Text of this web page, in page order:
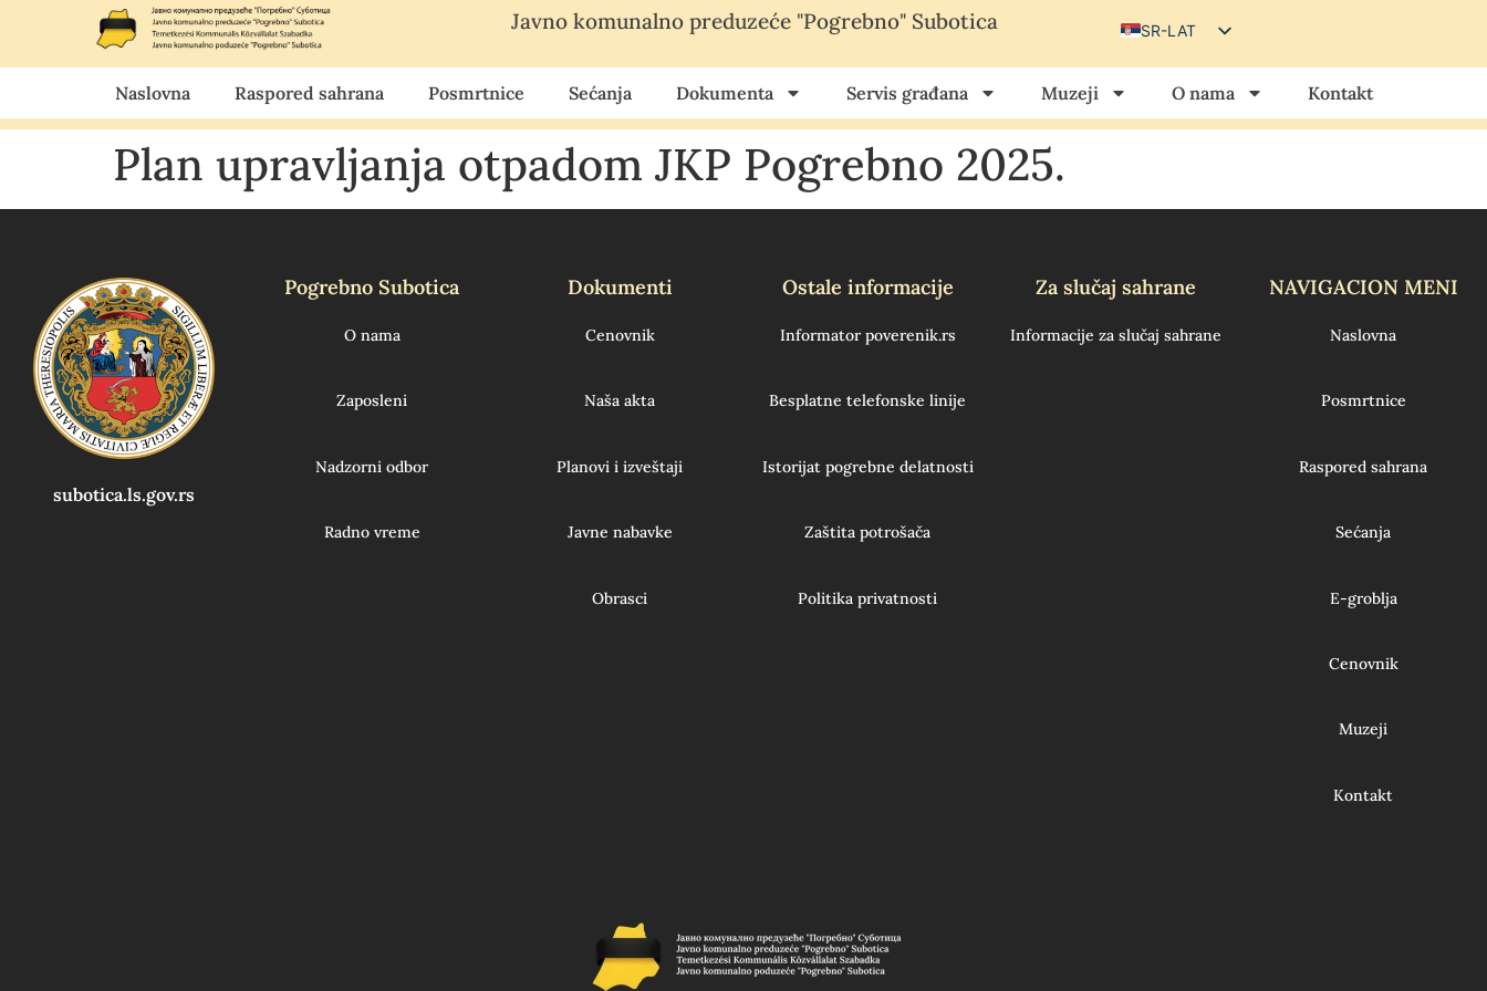
Javno komunalno preduzeće "Pogrebno" Subotica
SR-LAT
SR-CIR
Naslovna Raspored sahrana Posmrtnice Sećanja Dokumenta Servis građana Muzeji O nama Kontakt
Plan upravljanja otpadom JKP Pogrebno 2025.
subotica.ls.gov.rs
Pogrebno Subotica
O nama
Zaposleni
Nadzorni odbor
Radno vreme
Dokumenti
Cenovnik
Naša akta
Planovi i izveštaji
Javne nabavke
Obrasci
Ostale informacije
Informator poverenik.rs
Besplatne telefonske linije
Istorijat pogrebne delatnosti
Zaštita potrošača
Politika privatnosti
Za slučaj sahrane
Informacije za slučaj sahrane
NAVIGACION MENI
Naslovna
Posmrtnice
Raspored sahrana
Sećanja
E-groblja
Cenovnik
Muzeji
Kontakt